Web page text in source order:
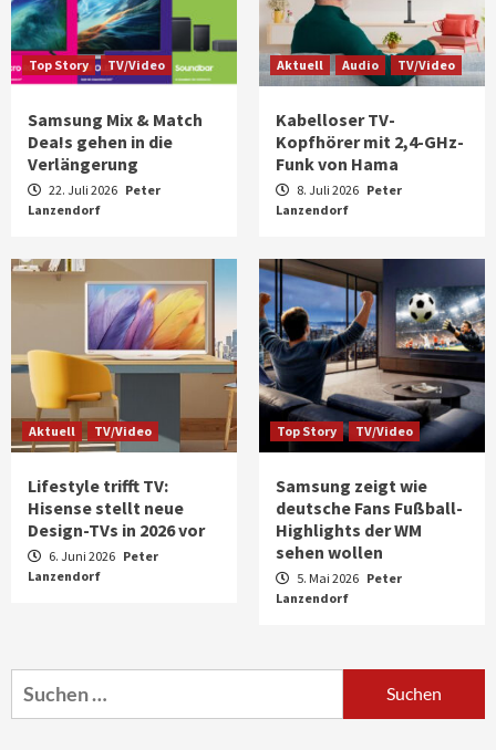
Top Story TV/Video
Samsung Mix & Match
Dea!s gehen in die
Verlängerung
22. Juli 2026 Peter
Lanzendorf
Aktuell Audio TV/Video
Kabelloser TV-
Kopfhörer mit 2,4-GHz-
Funk von Hama
8. Juli 2026 Peter
Lanzendorf
Aktuell TV/Video
Lifestyle trifft TV:
Hisense stellt neue
Design-TVs in 2026 vor
6. Juni 2026 Peter
Lanzendorf
Top Story TV/Video
Samsung zeigt wie
deutsche Fans Fußball-
Highlights der WM
sehen wollen
5. Mai 2026 Peter
Lanzendorf
Suchen
nach:
News aus dem Internet